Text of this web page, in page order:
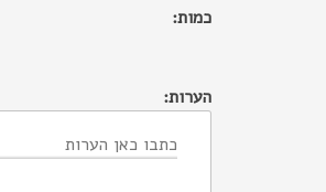
כמות:
הערות: